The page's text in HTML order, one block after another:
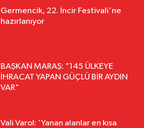
Germencik, 22. İncir Festivali'ne
hazırlanıyor
BAŞKAN MARAŞ: "145 ÜLKEYE
İHRACAT YAPAN GÜÇLÜ BİR AYDIN
VAR"
Vali Varol: 'Yanan alanlar en kısa